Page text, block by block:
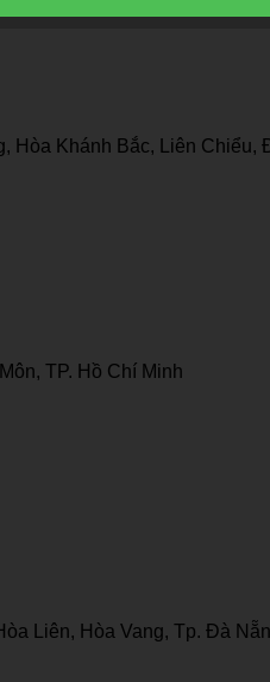
Hòa Khánh Bắc, Liên Chiểu,
TP. Hồ Chí Minh
Liên, Hòa Vang, Tp. Đà